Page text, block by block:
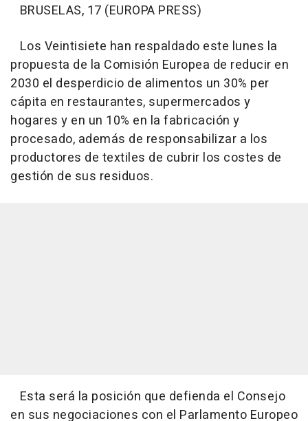
BRUSELAS, 17 (EUROPA PRESS)
Los Veintisiete han respaldado este lunes la
propuesta de la Comisión Europea de reducir en
2030 el desperdicio de alimentos un 30% per
cápita en restaurantes, supermercados y
hogares y en un 10% en la fabricación y
procesado, además de responsabilizar a los
productores de textiles de cubrir los costes de
gestión de sus residuos.
Esta será la posición que defienda el Consejo
en sus negociaciones con el Parlamento Europeo